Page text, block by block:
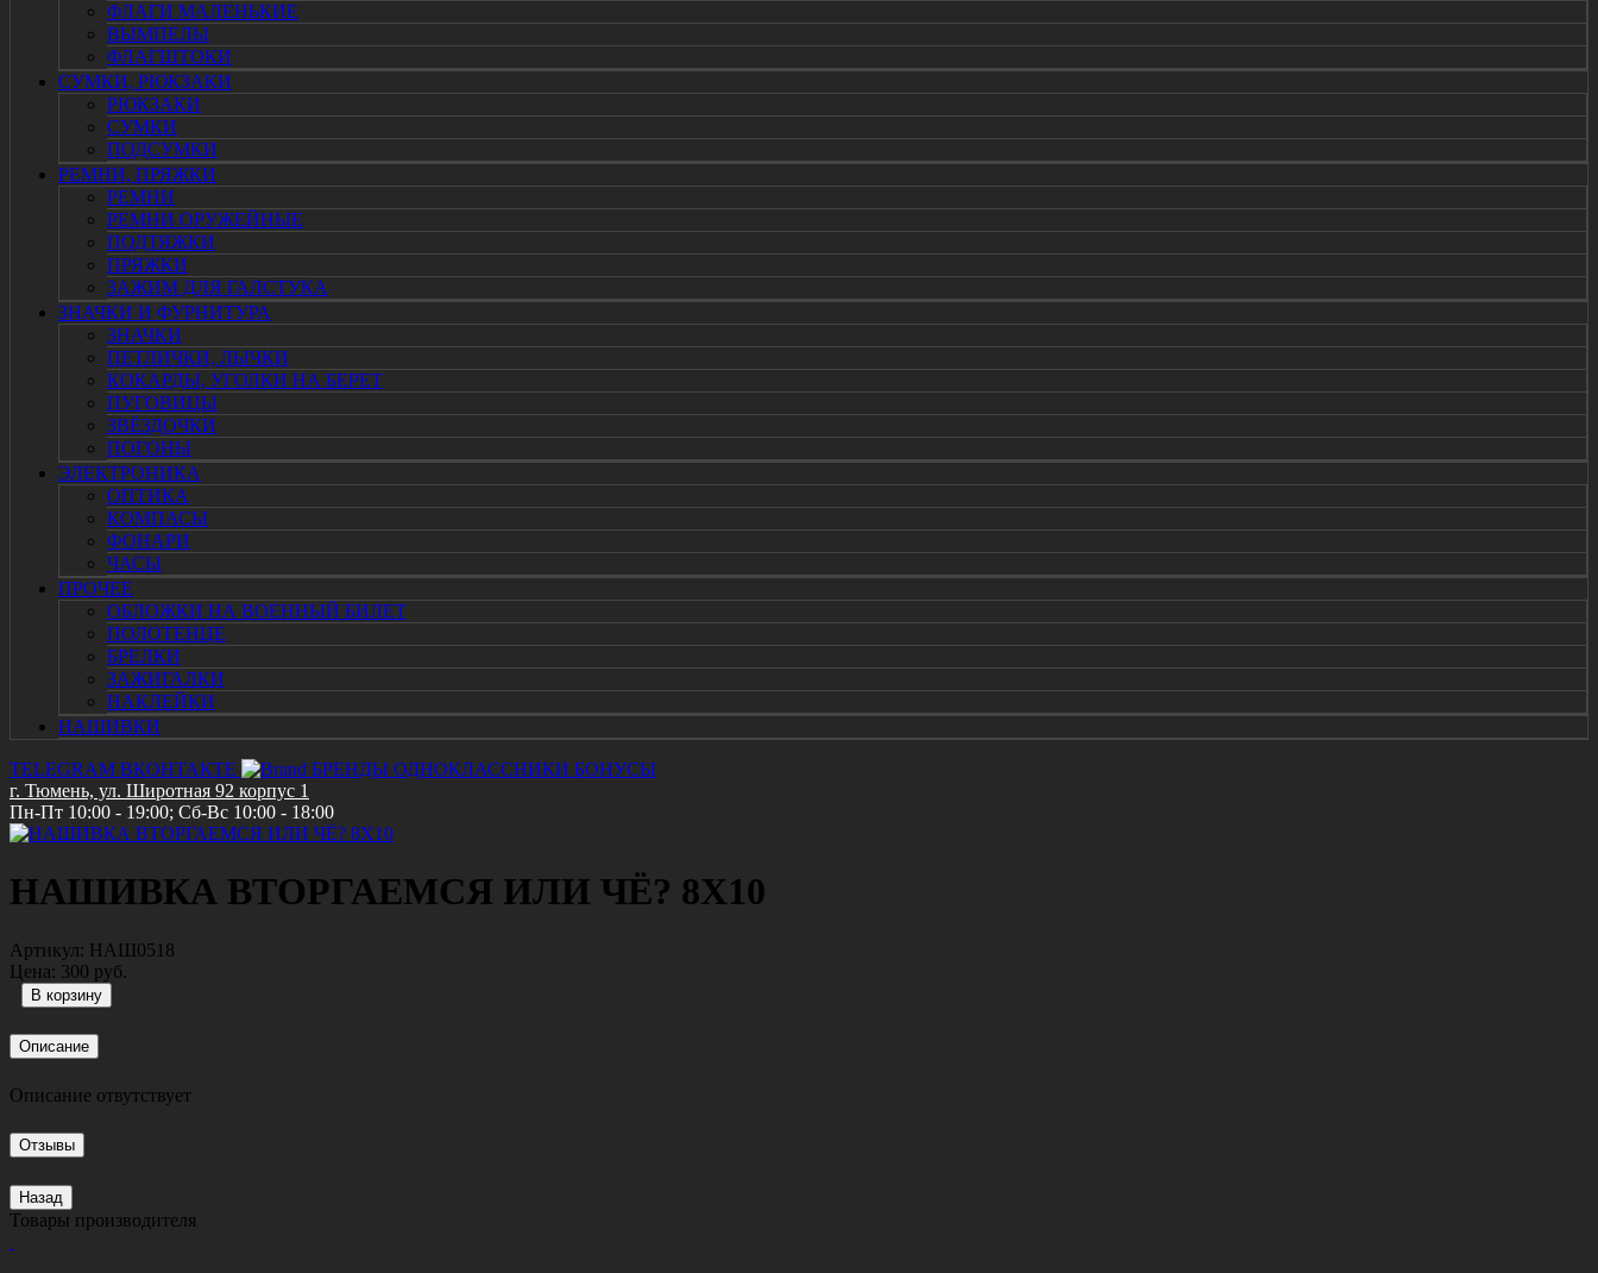
ФЛАГИ МАЛЕНЬКИЕ
ВЫМПЕЛЫ
ФЛАГШТОКИ
СУМКИ, РЮКЗАКИ
РЮКЗАКИ
СУМКИ
ПОДСУМКИ
РЕМНИ, ПРЯЖКИ
РЕМНИ
РЕМНИ ОРУЖЕЙНЫЕ
ПОДТЯЖКИ
ПРЯЖКИ
ЗАЖИМ ДЛЯ ГАЛСТУКА
ЗНАЧКИ И ФУРНИТУРА
ЗНАЧКИ
ПЕТЛИЧКИ, ЛЫЧКИ
КОКАРДЫ, УГОЛКИ НА БЕРЕТ
ПУГОВИЦЫ
ЗВЁЗДОЧКИ
ПОГОНЫ
ЭЛЕКТРОНИКА
ОПТИКА
КОМПАСЫ
ФОНАРИ
ЧАСЫ
ПРОЧЕЕ
ОБЛОЖКИ НА ВОЕННЫЙ БИЛЕТ
ПОЛОТЕНЦЕ
БРЕЛКИ
ЗАЖИГАЛКИ
НАКЛЕЙКИ
НАШИВКИ
TELEGRAM ВКОНТАКТЕ БРЕНДЫ ОДНОКЛАССНИКИ БОНУСЫ
г. Тюмень, ул. Широтная 92 корпус 1
Пн-Пт 10:00 - 19:00; Сб-Вс 10:00 - 18:00
НАШИВКА ВТОРГАЕМСЯ ИЛИ ЧЁ? 8Х10
Артикул: НАШ0518
Цена: 300 руб.
Описание
Описание отвутствует
Отзывы
Назад
Товары производителя